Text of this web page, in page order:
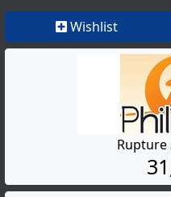
Wishlist